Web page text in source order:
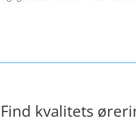
Find kvalitets